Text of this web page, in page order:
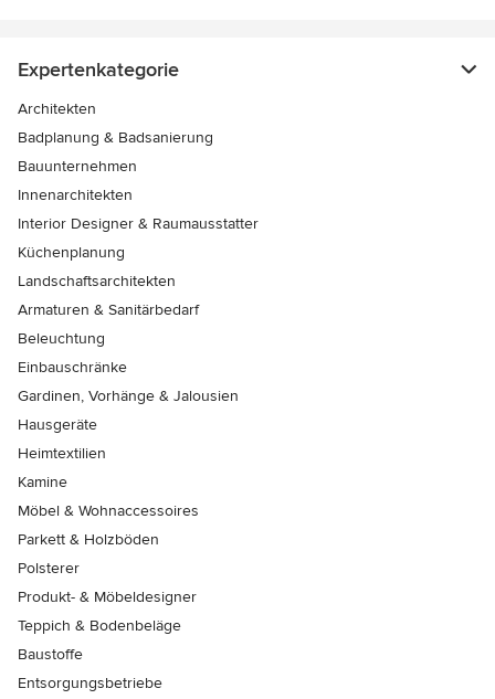
Expertenkategorie
Architekten
Badplanung & Badsanierung
Bauunternehmen
Innenarchitekten
Interior Designer & Raumausstatter
Küchenplanung
Landschaftsarchitekten
Armaturen & Sanitärbedarf
Beleuchtung
Einbauschränke
Gardinen, Vorhänge & Jalousien
Hausgeräte
Heimtextilien
Kamine
Möbel & Wohnaccessoires
Parkett & Holzböden
Polsterer
Produkt- & Möbeldesigner
Teppich & Bodenbeläge
Baustoffe
Entsorgungsbetriebe